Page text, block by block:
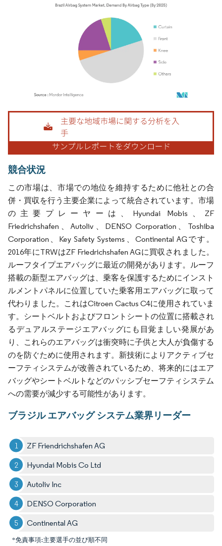
画像 © Mordor Intelligence。再利用にはCC BY 4.0の表示が必要です。
競合状況
この市場は、市場での地位を維持するために他社との合
併・買収を行う主要企業によって統合されています。市場
の主要プレーヤーは、Hyundai Mobis、ZF
Friedrichshafen、Autoliv、DENSO Corporation、Toshiba
Corporation、Key Safety Systems、Continental AGです。
2016年にTRWはZF Friedrichshafen AGに買収されました。
ルーフタイプエアバッグに最近の開発があります。ルーフ
搭載の新型エアバッグは、乗客を保護するためにインスト
ルメントパネルに位置していた乗客用エアバッグに取って
代わりました。これはCitroen Cactus C4に使用されていま
す。シートベルトおよびフロントシートの位置に搭載され
るデュアルステージエアバッグにも目覚ましい発展があ
り、これらのエアバッグは衝突時に子供と大人が負傷する
のを防ぐために使用されます。新技術によりアクティブセ
ーフティシステムが改善されているため、将来的にはエア
バッグやシートベルトなどのパッシブセーフティシステム
への需要が減少する可能性があります。
ブラジル エアバッグ システム業界リーダー
ZF Friendrichshafen AG
Hyundai Mobis Co Ltd
Autoliv Inc
DENSO Corporation
Continental AG
*免責事項:主要選手の並び順不同